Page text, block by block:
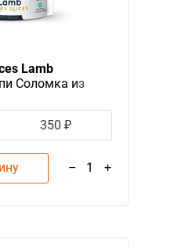
Lamb
Соломка из
350 ₽
– 1 +